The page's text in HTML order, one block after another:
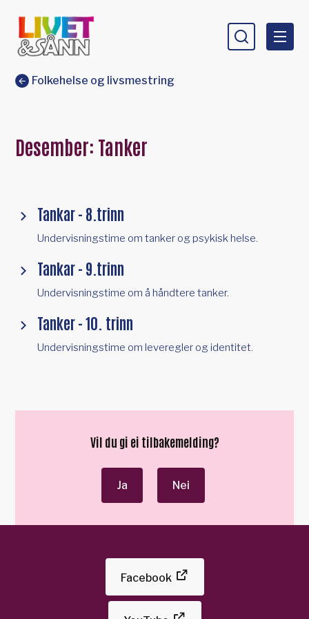
Du er her:
Folkehelse og livsmestring
Desember: Tanker
Tankar - 8.trinn
Undervisningstime om tanker og psykisk helse.
Tankar - 9.trinn
Undervisningstime om å håndtere tanker.
Tanker - 10. trinn
Undervisningstime om leveregler og identitet.
Vil du gi ei tilbakemelding?
Ja Nei
Facebook